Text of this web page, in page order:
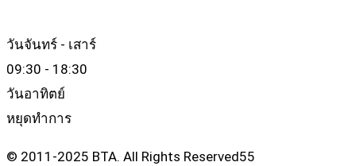
วันจันทร์ - เสาร์
09:30 - 18:30
วันอาทิตย์
หยุดทำการ
© 2011-2025 BTA. All Rights Reserved55